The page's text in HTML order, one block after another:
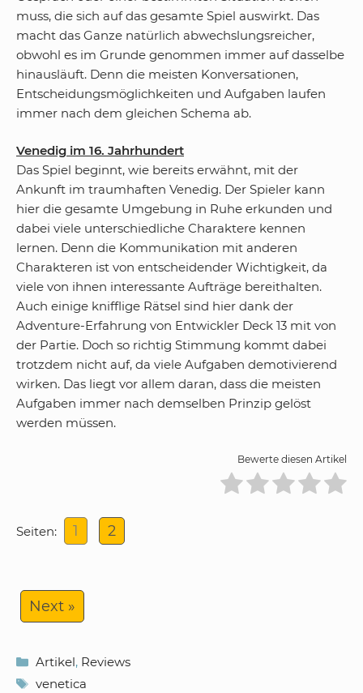
muss, die sich auf das gesamte Spiel auswirkt. Das
macht das Ganze natürlich abwechslungsreicher,
obwohl es im Grunde genommen immer auf dasselbe
hinausläuft. Denn die meisten Konversationen,
Entscheidungsmöglichkeiten und Aufgaben laufen
immer nach dem gleichen Schema ab.
Venedig im 16. Jahrhundert
Das Spiel beginnt, wie bereits erwähnt, mit der
Ankunft im traumhaften Venedig. Der Spieler kann
hier die gesamte Umgebung in Ruhe erkunden und
dabei viele unterschiedliche Charaktere kennen
lernen. Denn die Kommunikation mit anderen
Charakteren ist von entscheidender Wichtigkeit, da
viele von ihnen interessante Aufträge bereithalten.
Auch einige knifflige Rätsel sind hier dank der
Adventure-Erfahrung von Entwickler Deck 13 mit von
der Partie. Doch so richtig Stimmung kommt dabei
trotzdem nicht auf, da viele Aufgaben demotivierend
wirken. Das liegt vor allem daran, dass die meisten
Aufgaben immer nach demselben Prinzip gelöst
werden müssen.
Bewerte diesen Artikel
Seiten: 1 2
Next »
Kategorien
Artikel, Reviews
Schlagwörter
venetica